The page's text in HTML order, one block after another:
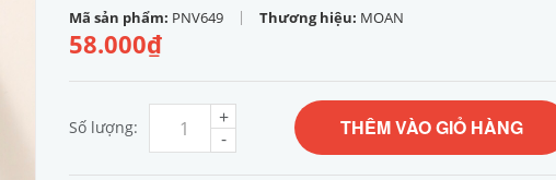
Mã sản phẩm: PNV649 | Thương hiệu: MOAN
58.000₫
Số lượng: -
+ THÊM VÀO GIỎ HÀNG